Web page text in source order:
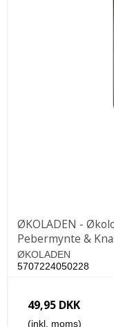
ØKOLADEN -
Pebermynte &
ØKOLADEN
5707224050228
49,95 DKK
(inkl. moms)